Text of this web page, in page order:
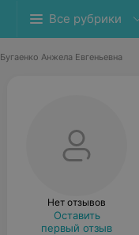
Все рубрики
Бугаенко Анжела Евгеньевна
Нет отзывов
Оставить
первый отзыв